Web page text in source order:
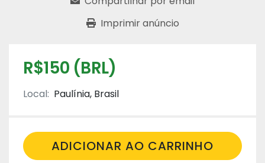
Imprimir anúncio
R$150 (BRL)
Local: Paulínia, Brasil
ADICIONAR AO CARRINHO